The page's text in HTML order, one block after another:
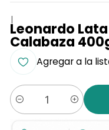
|
Leonardo
Calabaza
Agregar a la
Cantidad